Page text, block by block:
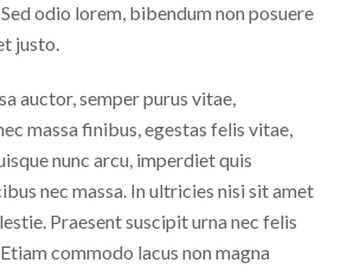
odio lorem, bibendum non posuere
justo.
auctor, semper purus vitae,
massa finibus, egestas felis vitae,
nunc arcu, imperdiet quis
nec massa. In ultricies nisi sit amet
Praesent suscipit urna nec felis
commodo lacus non magna